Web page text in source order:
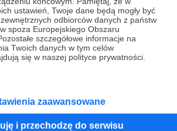
ustawień, Twoje dane będą mogły być
odbiorców danych z państw
spoza Europejskiego Obszaru
szczegółowe informacje na
Twoich danych w tym celów
się w naszej polityce prywatności.
zaawansowane
i przechodzę do serwisu
Zostań Patronem